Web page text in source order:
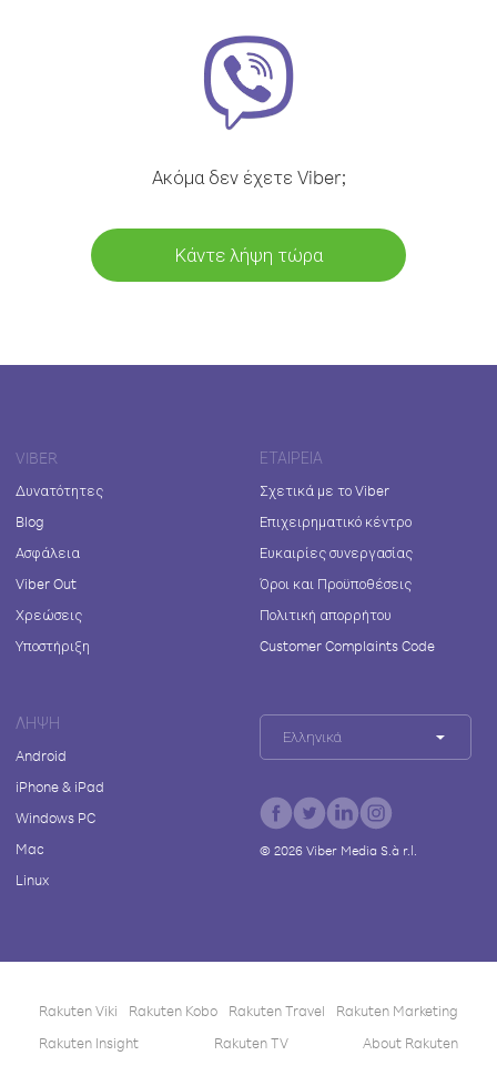
Ακόμα δεν έχετε Viber;
Κάντε λήψη τώρα
VIBER
Δυνατότητες
Blog
Ασφάλεια
Viber Out
Χρεώσεις
Υποστήριξη
ΕΤΑΙΡΕΊΑ
Σχετικά με το Viber
Επιχειρηματικό κέντρο
Ευκαιρίες συνεργασίας
Όροι και Προϋποθέσεις
Πολιτική απορρήτου
Customer Complaints Code
ΛΉΨΗ
Android
iPhone & iPad
Windows PC
Mac
Linux
Ελληνικά
© 2026Viber Media S.à r.l.
Rakuten Viki Rakuten Kobo Rakuten Travel
Rakuten Marketing
Rakuten Insight
Rakuten TV About Rakuten